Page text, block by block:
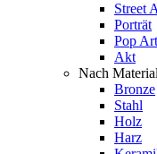
Street
Porträt
Pop Art
Akt
Nach
Bronze
Stahl
Holz
Harz